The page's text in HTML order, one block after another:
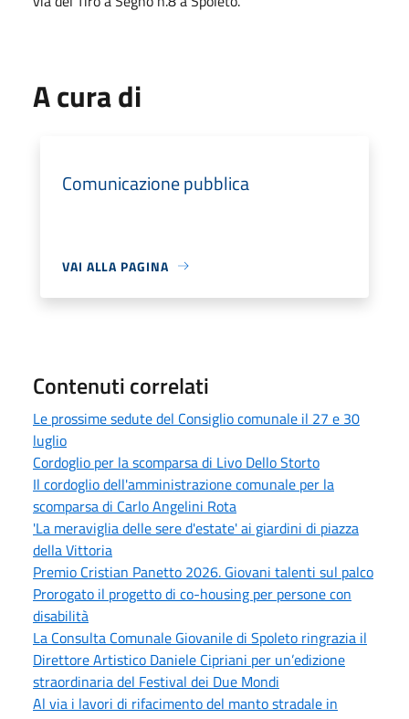
A cura di
Comunicazione pubblica
VAI ALLA PAGINA
Contenuti correlati
Le prossime sedute del Consiglio comunale il 27 e 30
luglio
Cordoglio per la scomparsa di Livo Dello Storto
Il cordoglio dell'amministrazione comunale per la
scomparsa di Carlo Angelini Rota
'La meraviglia delle sere d'estate' ai giardini di piazza
della Vittoria
Premio Cristian Panetto 2026. Giovani talenti sul palco
Prorogato il progetto di co-housing per persone con
disabilità
La Consulta Comunale Giovanile di Spoleto ringrazia il
Direttore Artistico Daniele Cipriani per un’edizione
straordinaria del Festival dei Due Mondi
Al via i lavori di rifacimento del manto stradale in